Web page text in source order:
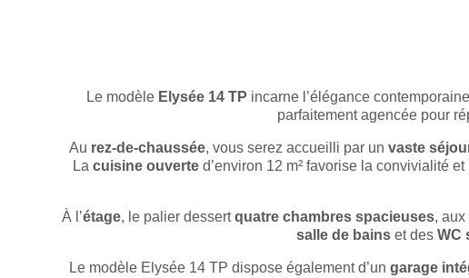
Le modèle Elysée 14 TP incarne l’élégance
parfaitement agencée pour
Au rez-de-chaussée, vous serez accueilli par un vaste
La cuisine ouverted’environ 12 m² favorise la convivialité
À l’étage, le palier dessertquatre chambres spacieuses, aux
salle de bains et des WC
Le modèle Elysée 14 TP dispose également d’un garage